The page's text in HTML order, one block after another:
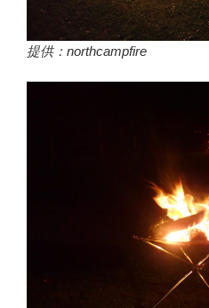
提供：northcampfire